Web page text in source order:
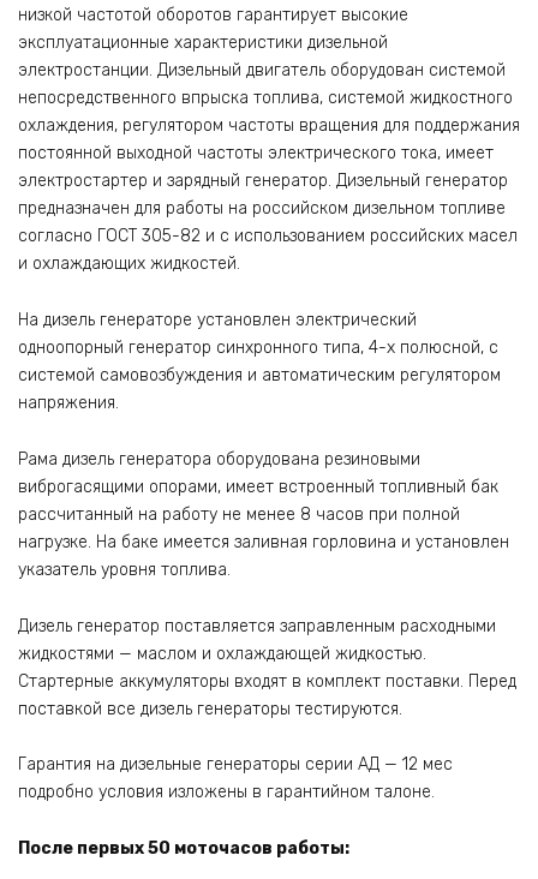
низкой частотой оборотов гарантирует высокие
эксплуатационные характеристики дизельной
электростанции. Дизельный двигатель оборудован системой
непосредственного впрыска топлива, системой жидкостного
охлаждения, регулятором частоты вращения для поддержания
постоянной выходной частоты электрического тока, имеет
электростартер и зарядный генератор. Дизельный генератор
предназначен для работы на российском дизельном топливе
согласно ГОСТ 305-82 и с использованием российских масел
и охлаждающих жидкостей.
На дизель генераторе установлен электрический
одноопорный генератор синхронного типа, 4-х полюсной, с
системой самовозбуждения и автоматическим регулятором
напряжения.
Рама дизель генератора оборудована резиновыми
виброгасящими опорами, имеет встроенный топливный бак
рассчитанный на работу не менее 8 часов при полной
нагрузке. На баке имеется заливная горловина и установлен
указатель уровня топлива.
Дизель генератор поставляется заправленным расходными
жидкостями — маслом и охлаждающей жидкостью.
Стартерные аккумуляторы входят в комплект поставки. Перед
поставкой все дизель генераторы тестируются.
Гарантия на дизельные генераторы серии АД — 12 мес
подробно условия изложены в гарантийном талоне.
После первых 50 моточасов работы: